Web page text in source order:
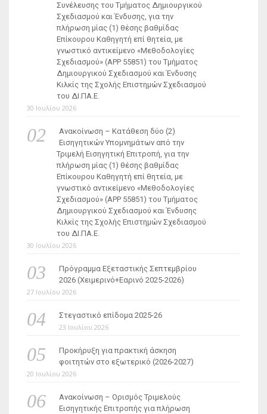
Συνέλευσης του Τμήματος Δημιουργικού
Σχεδιασμού και Ένδυσης, για την
πλήρωση μίας (1) θέσης βαθμίδας
Επίκουρου Καθηγητή επί θητεία, με
γνωστικό αντικείμενο «Μεθοδολογίες
Σχεδιασμού» (ΑΡΡ 55851) του Τμήματος
Δημιουργικού Σχεδιασμού και Ένδυσης
Κιλκίς της Σχολής Επιστημών Σχεδιασμού
του ΔΙ.ΠΑ.Ε.
30 Ιουλίου 2026
Ανακοίνωση – Κατάθεση δύο (2)
Εισηγητικών Υπομνημάτων από την
Τριμελή Εισηγητική Επιτροπή, για την
πλήρωση μίας (1) θέσης βαθμίδας
Επίκουρου Καθηγητή επί θητεία, με
γνωστικό αντικείμενο «Μεθοδολογίες
Σχεδιασμού» (ΑΡΡ 55851) του Τμήματος
Δημιουργικού Σχεδιασμού και Ένδυσης
Κιλκίς της Σχολής Επιστημών Σχεδιασμού
του ΔΙ.ΠΑ.Ε.
30 Ιουλίου 2026
Πρόγραμμα Εξεταστικής Σεπτεμβρίου
2026 (Χειμερινό+Εαρινό 2025-2026)
27 Ιουλίου 2026
Στεγαστικό επίδομα 2025-26
23 Ιουλίου 2026
Προκήρυξη για πρακτική άσκηση
φοιτητών στο εξωτερικό (2026-2027)
20 Ιουλίου 2026
Ανακοίνωση – Ορισμός Τριμελούς
Εισηγητικής Επιτροπής για πλήρωση